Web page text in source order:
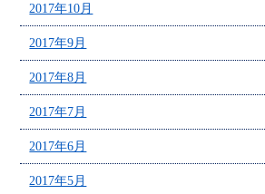
2017年10月
2017年9月
2017年8月
2017年7月
2017年6月
2017年5月